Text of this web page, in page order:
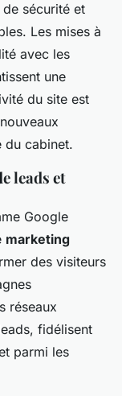
sécurité et
Les mises à
avec les
une
du site est
du cabinet.
leads et
Google
marketing
des visiteurs
réseaux
fidélisent
parmi les